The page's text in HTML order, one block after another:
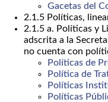
Gacetas del
2.1.5 Políticas,
2.1.5 a. Políticas y
adscrita a la
no cuenta con
Políticas de
Política de
Políticas
Políticas